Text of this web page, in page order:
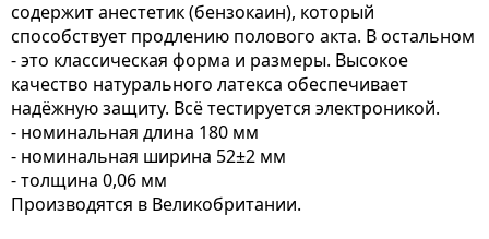
содержит анестетик (бензокаин), который
способствует продлению полового акта. В остальном
- это классическая форма и размеры. Высокое
качество натурального латекса обеспечивает
надёжную защиту. Всё тестируется электроникой.
- номинальная длина 180 мм
- номинальная ширина 52±2 мм
- толщина 0,06 мм
Производятся в Великобритании.